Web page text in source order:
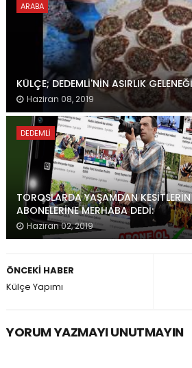
ARABA
KÜLÇE; DEDEMLİ'NİN ASIRLIK GELENEĞİ
Haziran 08, 2019
DEDEMLI
TOROSLARDA YAŞAMDAN
ABONELERİNE MERHABA DEDİ:
Haziran 02, 2019
ÖNCEKI HABER
Külçe Yapımı
YORUM YAZMAYI UNUTMAYIN